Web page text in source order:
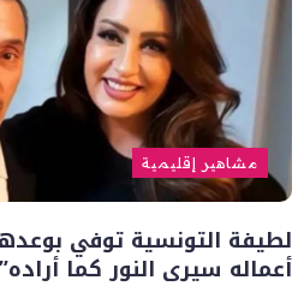
مشاهير إقليمية
لطيفة التونسية توفي
أعماله سيرى النور كما أراده”